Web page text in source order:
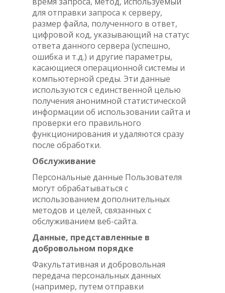
для отправки запроса к серверу,
размер файла, полученного в ответ,
цифровой код, указывающий на статус
ответа данного сервера (успешно,
ошибка и т.д.) и другие параметры,
касающиеся операционной системы и
компьютерной среды. Эти данные
используются с единственной целью
получения анонимной статистической
информации об использовании сайта и
проверки его правильного
функционирования и удаляются сразу
после обработки.
Обслуживание
Персональные данные Пользователя
могут обрабатываться с
использованием дополнительных
методов и целей, связанных с
обслуживанием веб-сайта.
Данные, представленные в
добровольном порядке
Факультативная и добровольная
передача персональных данных
(например, путем отправки